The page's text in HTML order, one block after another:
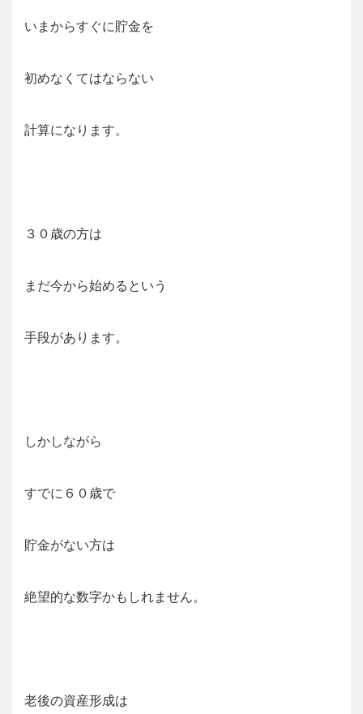
いまからすぐに貯金を
初めなくてはならない
計算になります。
３０歳の方は
まだ今から始めるという
手段があります。
しかしながら
すでに６０歳で
貯金がない方は
絶望的な数字かもしれません。
老後の資産形成は